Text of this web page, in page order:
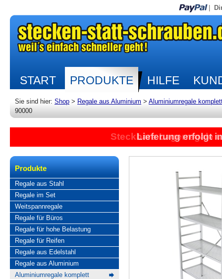
START PRODUKTE HILFE
Sie sind hier: Shop > Regale aus Aluminium > Aluminiumregale
90000
Steckbare Lagerregale
Lieferung erfolgt
Produkte
Regale aus Stahl
Regale im Set
Weitspannregale
Regale für Büros
Regale für hohe Belastung
Regale für Reifen
Regale aus Edelstahl
Regale aus Aluminium
Aluminiumregale komplett